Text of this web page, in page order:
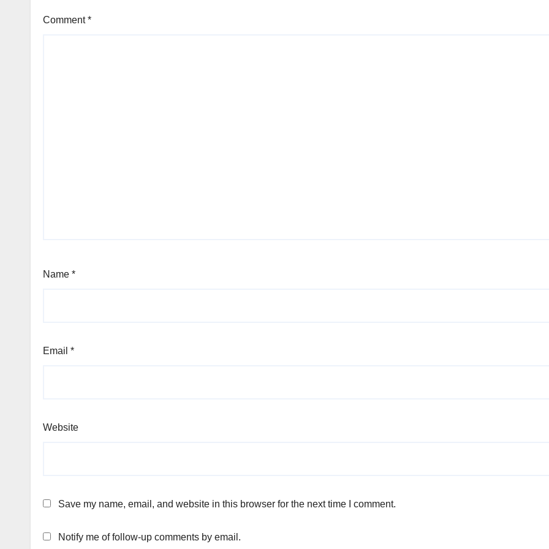
Comment*
Name *
Email *
Website
Save my name, email, and website in this browser for the next time I comment.
Notify me of follow-up comments by email.